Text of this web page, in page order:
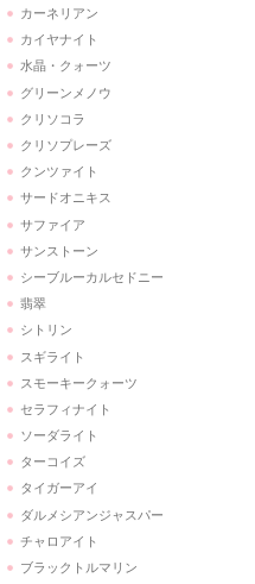
カーネリアン
カイヤナイト
水晶・クォーツ
グリーンメノウ
クリソコラ
クリソプレーズ
クンツァイト
サードオニキス
サファイア
サンストーン
シーブルーカルセドニー
翡翠
シトリン
スギライト
スモーキークォーツ
セラフィナイト
ソーダライト
ターコイズ
タイガーアイ
ダルメシアンジャスパー
チャロアイト
ブラックトルマリン